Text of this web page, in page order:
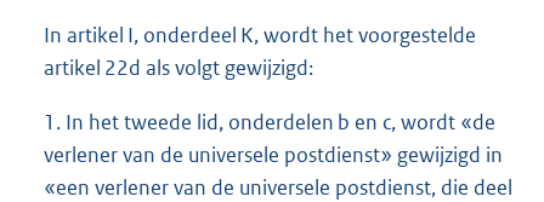
In artikel I, onderdeel K, wordt het voorgestelde
artikel 22d als volgt gewijzigd:
1. In het tweede lid, onderdelen b en c, wordt «de
verlener van de universele postdienst» gewijzigd in
«een verlener van de universele postdienst, die deel